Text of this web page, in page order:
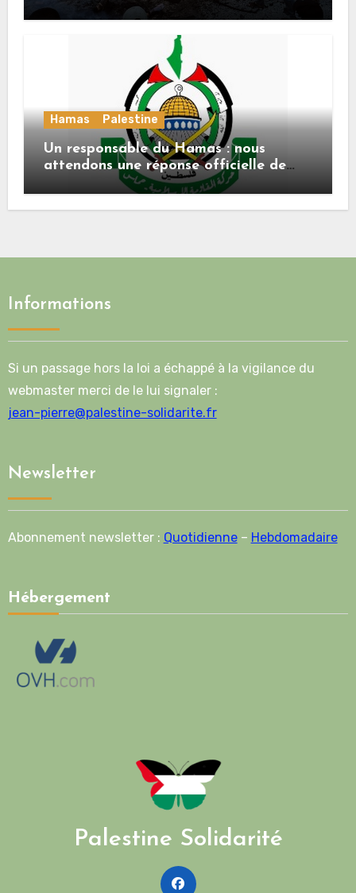
«décapitation»
Hamas Palestine
Un responsable du Hamas : nous
attendons une réponse officielle de
Mladenov concernant la feuille de
Informations
Si un passage hors la loi a échappé à la vigilance du
webmaster merci de le lui signaler :
jean-pierre@palestine-solidarite.fr
Newsletter
Abonnement newsletter : Quotidienne– Hebdomadaire
Hébergement
Palestine Solidarité